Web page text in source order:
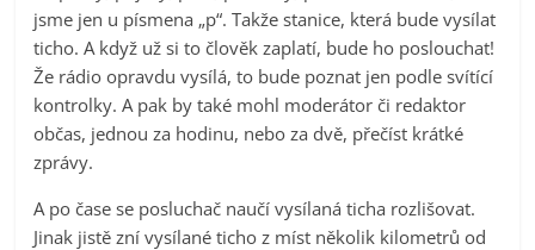
jsme jen u písmena „p“. Takže stanice, která bude vysílat
ticho. A když už si to člověk zaplatí, bude ho poslouchat!
Že rádio opravdu vysílá, to bude poznat jen podle svítící
kontrolky. A pak by také mohl moderátor či redaktor
občas, jednou za hodinu, nebo za dvě, přečíst krátké
zprávy.
A po čase se posluchač naučí vysílaná ticha rozlišovat.
Jinak jistě zní vysílané ticho z míst několik kilometrů od